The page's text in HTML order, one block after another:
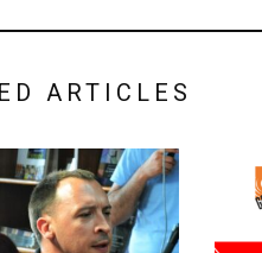
ARTICLES